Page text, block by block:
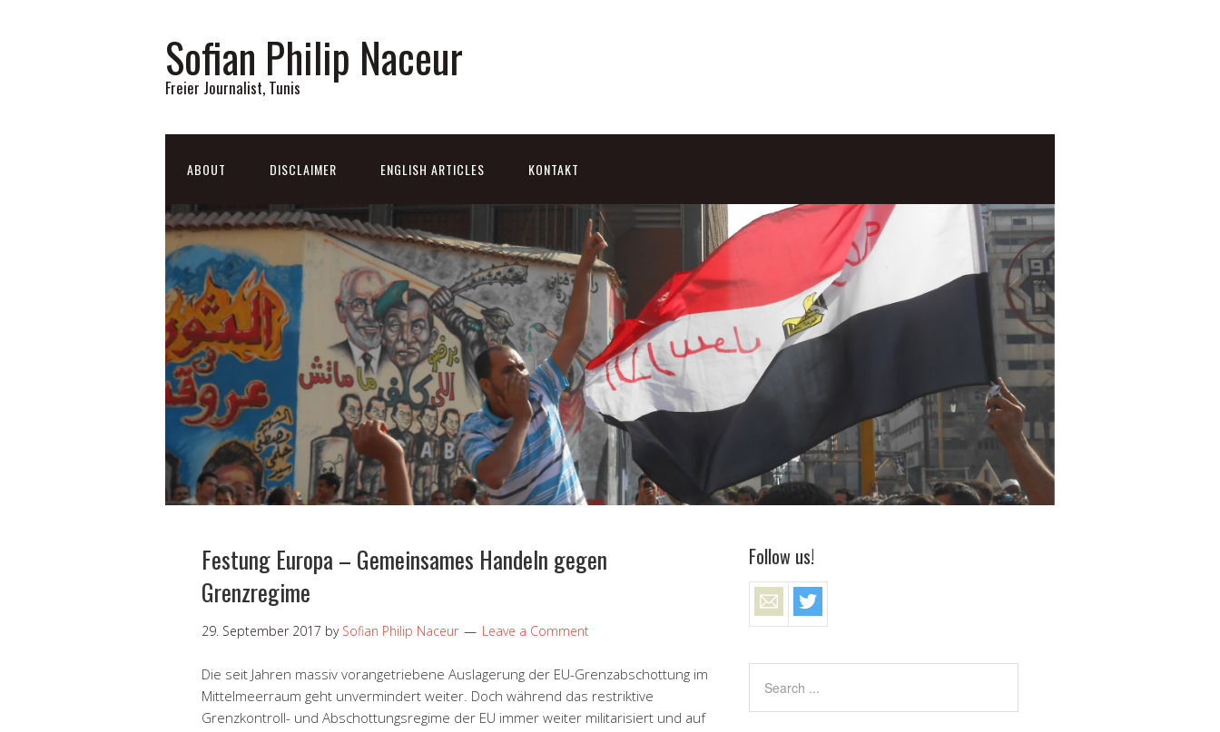
Sofian Philip Naceur
Freier Journalist, Tunis
ABOUT DISCLAIMER ENGLISH ARTICLES KONTAKT
Festung Europa – Gemeinsames Handeln gegen
Grenzregime
29. September 2017 by Sofian Philip Naceur Leave a Comment
Die seit Jahren massiv vorangetriebene Auslagerung der EU-Grenzabschottung im
Mittelmeerraum geht unvermindert weiter. Doch während das restriktive
Grenzkontroll- und Abschottungsregime der EU immer weiter militarisiert und auf
Follow us!